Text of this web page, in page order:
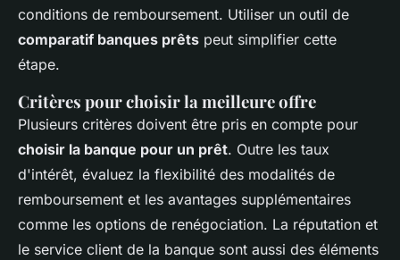
conditions de remboursement. Utiliser un outil de
comparatif banques prêts peut simplifier cette
étape.
Critères pour choisir la meilleure offre
Plusieurs critères doivent être pris en compte pour
choisir la banque pour un prêt. Outre les taux
d'intérêt, évaluez la flexibilité des modalités de
remboursement et les avantages supplémentaires
comme les options de renégociation. La réputation et
le service client de la banque sont aussi des éléments